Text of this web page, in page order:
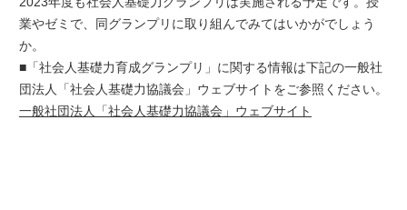
業やゼミで、同グランプリに取り組んでみてはいかがでしょう
か。
■「社会人基礎力育成グランプリ」に関する情報は下記の一般社
団法人「社会人基礎力協議会」ウェブサイトをご参照ください。
一般社団法人「社会人基礎力協議会」ウェブサイト